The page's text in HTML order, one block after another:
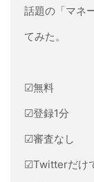
話題の「マネ
てみた。
☑︎無料
☑︎登録1分
☑︎審査なし
☑︎Twitterだけ